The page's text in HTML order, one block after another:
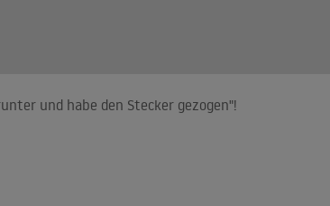
und habe den Stecker gezogen"!